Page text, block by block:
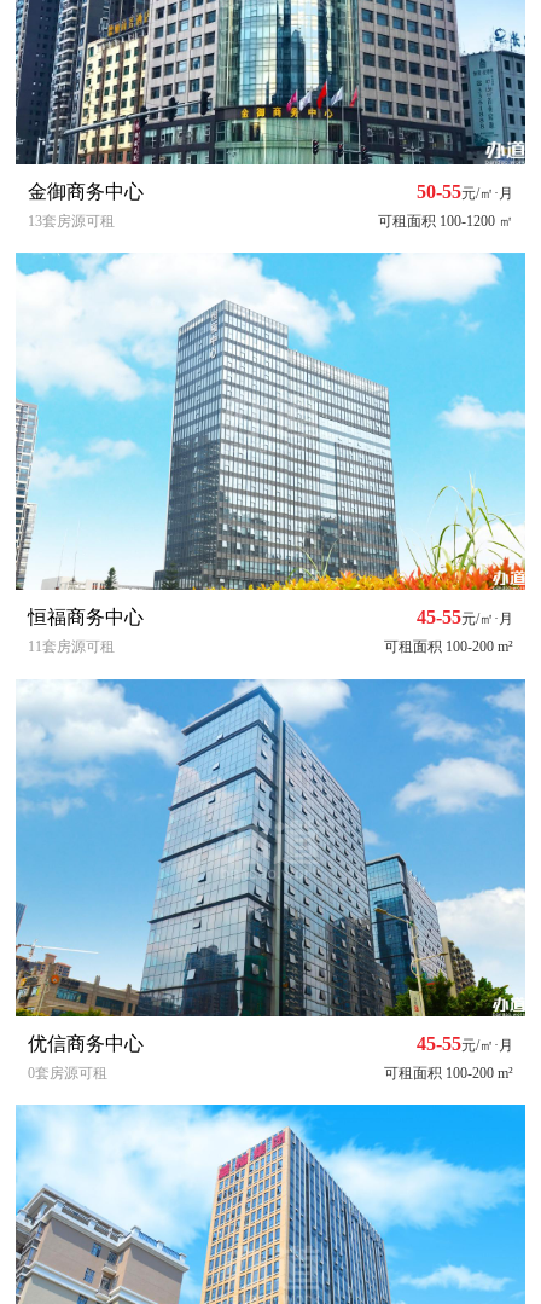
50-55元/㎡·月
金御商务中心
可租面积 100-1200 ㎡
13套房源可租
45-55元/㎡·月
恒福商务中心
可租面积 100-200 m²
11套房源可租
45-55元/㎡·月
优信商务中心
可租面积 100-200 m²
0套房源可租